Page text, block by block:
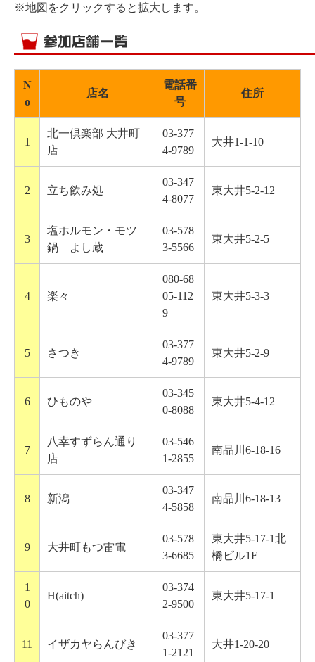
※地図をクリックすると拡大します。
N
o
店名
電話番
号
住所
1
北一倶楽部 大井町
店
03-377
4-9789
大井1-1-10
2 立ち飲み処
03-347
4-8077
東大井5-2-12
3
塩ホルモン・モツ
鍋 よし蔵
03-578
3-5566
東大井5-2-5
4 楽々
080-68
05-112
9
東大井5-3-3
5 さつき
03-377
4-9789
東大井5-2-9
6 ひものや
03-345
0-8088
東大井5-4-12
7
八幸すずらん通り
店
03-546
1-2855
南品川6-18-16
8 新潟
03-347
4-5858
南品川6-18-13
9 大井町もつ雷電
03-578
3-6685
東大井5-17-1北
橋ビル1F
1
0
H(aitch)
03-374
2-9500
東大井5-17-1
11 イザカヤらんびき
03-377
1-2121
大井1-20-20